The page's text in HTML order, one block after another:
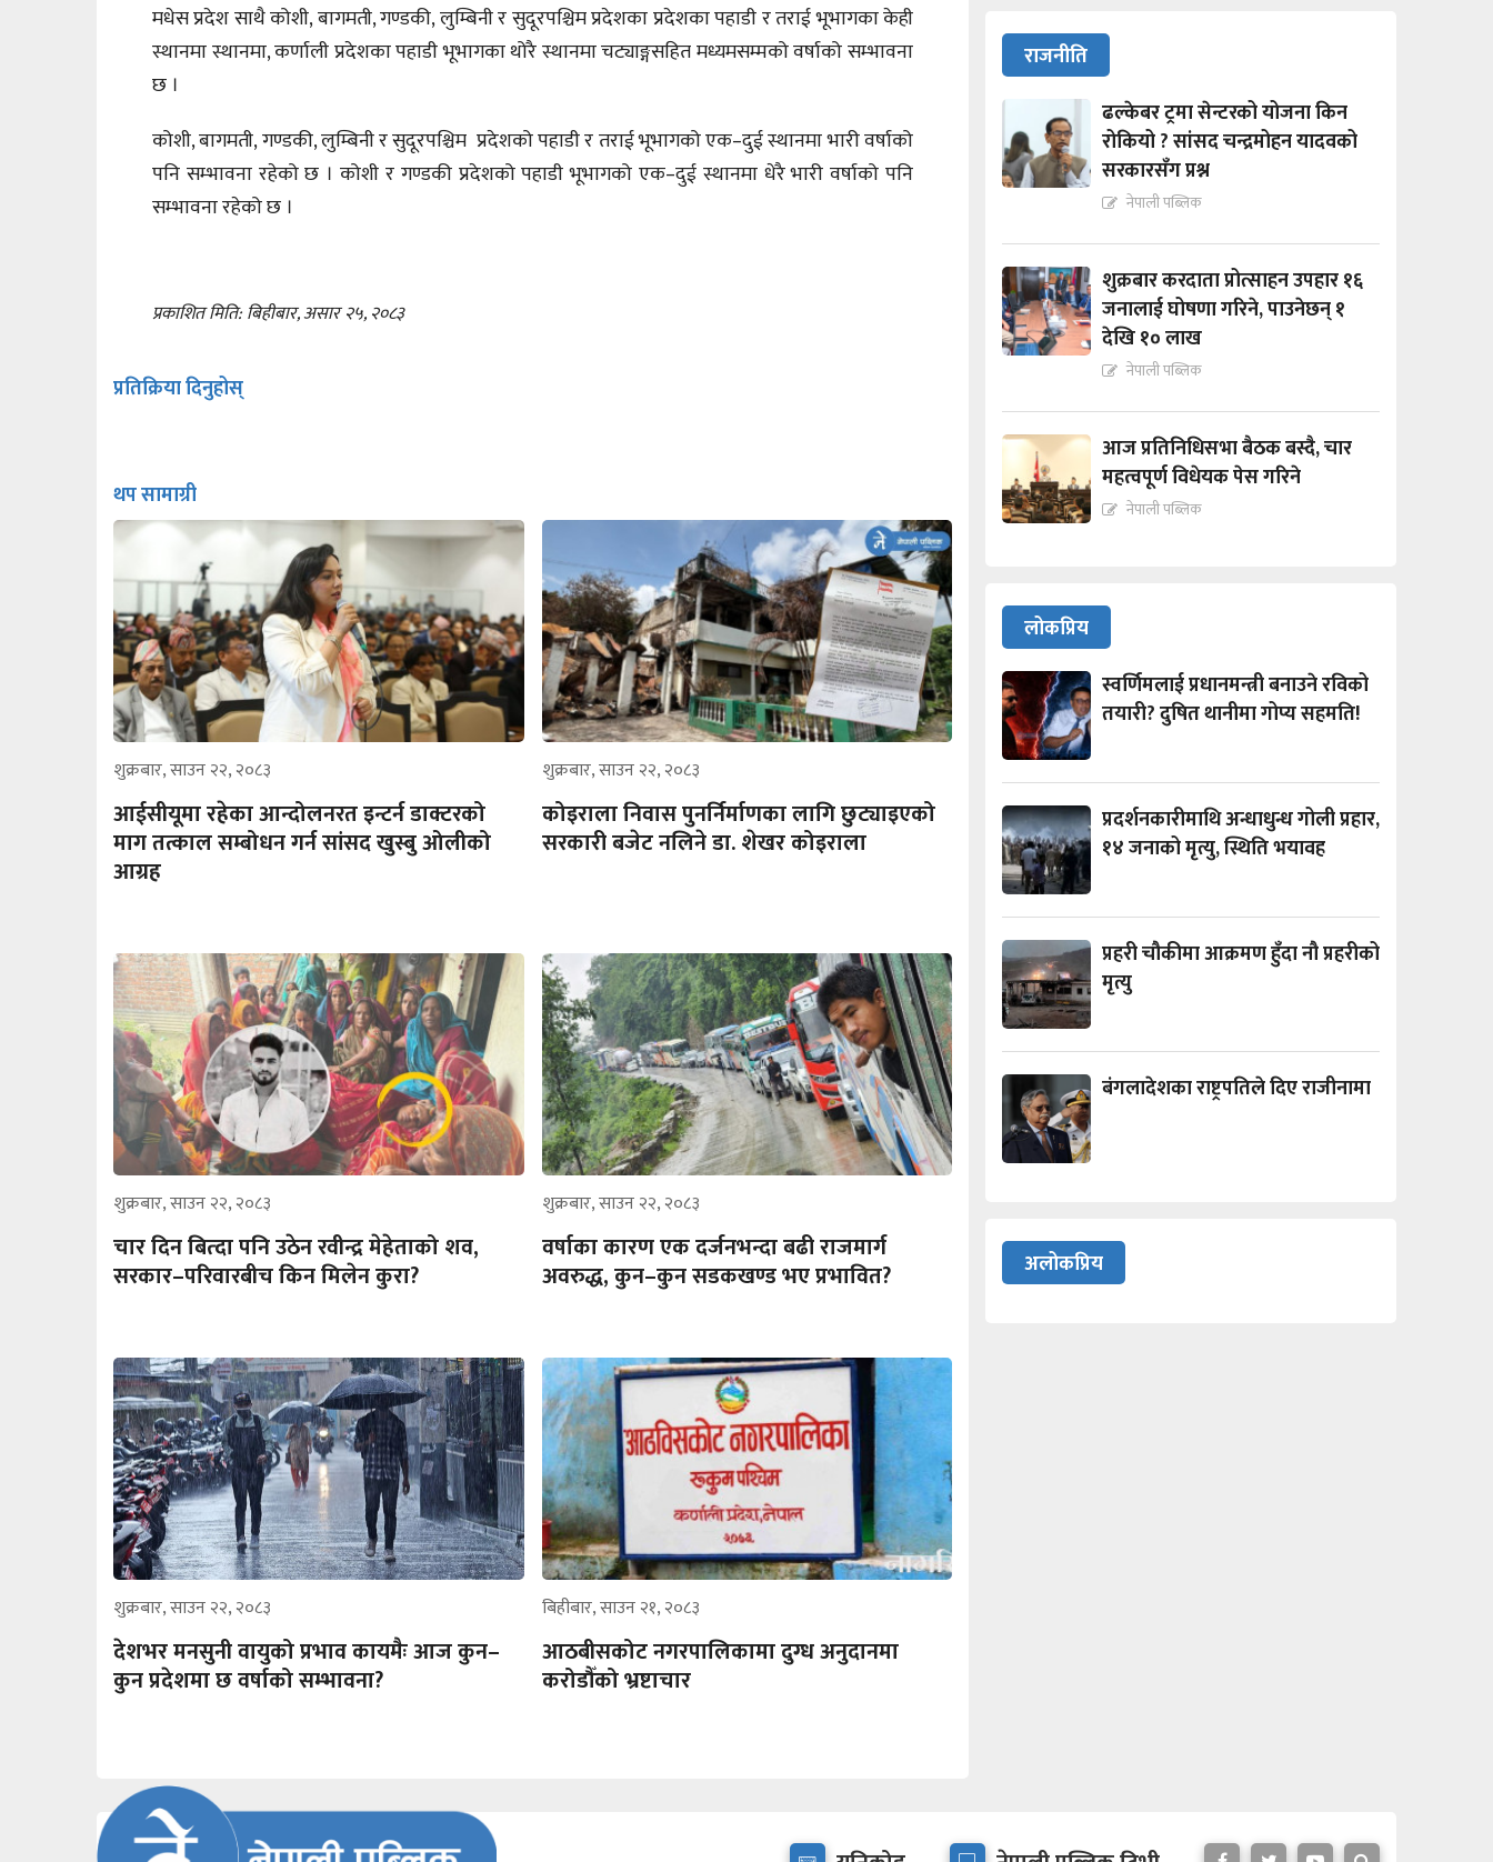
मधेस प्रदेश साथै कोशी, बागमती, गण्डकी, लुम्बिनी र सुदूरपश्चिम प्रदेशका प्रदेशका पहाडी र तराई भूभागका केही
स्थानमा स्थानमा, कर्णाली प्रदेशका पहाडी भूभागका थोरै स्थानमा चट्याङ्गसहित मध्यमसम्मको वर्षाको सम्भावना
छ ।
कोशी, बागमती, गण्डकी, लुम्बिनी र सुदूरपश्चिम प्रदेशको पहाडी र तराई भूभागको एक–दुई स्थानमा भारी वर्षाको
पनि सम्भावना रहेको छ । कोशी र गण्डकी प्रदेशको पहाडी भूभागको एक–दुई स्थानमा धेरै भारी वर्षाको पनि
सम्भावना रहेको छ ।
प्रकाशित मिति: बिहीबार, असार २५, २०८३
प्रतिक्रिया दिनुहोस्
थप सामाग्री
शुक्रबार, साउन २२, २०८३
आईसीयूमा रहेका आन्दोलनरत इन्टर्न डाक्टरको
माग तत्काल सम्बोधन गर्न सांसद खुस्बु ओलीको
आग्रह
शुक्रबार, साउन २२, २०८३
कोइराला निवास पुनर्निर्माणका लागि छुट्याइएको
सरकारी बजेट नलिने डा. शेखर कोइराला
शुक्रबार, साउन २२, २०८३
चार दिन बित्दा पनि उठेन रवीन्द्र मेहेताको शव,
सरकार–परिवारबीच किन मिलेन कुरा?
शुक्रबार, साउन २२, २०८३
वर्षाका कारण एक दर्जनभन्दा बढी राजमार्ग
अवरुद्ध, कुन–कुन सडकखण्ड भए प्रभावित?
शुक्रबार, साउन २२, २०८३
देशभर मनसुनी वायुको प्रभाव कायमैः आज कुन–
कुन प्रदेशमा छ वर्षाको सम्भावना?
बिहीबार, साउन २१, २०८३
आठबीसकोट नगरपालिकामा दुग्ध अनुदानमा
करोडौँको भ्रष्टाचार
राजनीति
ढल्केबर ट्रमा सेन्टरको योजना किन
रोकियो ? सांसद चन्द्रमोहन यादवको
सरकारसँग प्रश्न
नेपाली पब्लिक
शुक्रबार करदाता प्रोत्साहन उपहार १६
जनालाई घोषणा गरिने, पाउनेछन् १
देखि १० लाख
नेपाली पब्लिक
आज प्रतिनिधिसभा बैठक बस्दै, चार
महत्वपूर्ण विधेयक पेस गरिने
नेपाली पब्लिक
लोकप्रिय
स्वर्णिमलाई प्रधानमन्त्री बनाउने रविको
तयारी? दुषित थानीमा गोप्य सहमति!
प्रदर्शनकारीमाथि अन्धाधुन्ध गोली प्रहार,
१४ जनाको मृत्यु, स्थिति भयावह
प्रहरी चौकीमा आक्रमण हुँदा नौ प्रहरीको
मृत्यु
बंगलादेशका राष्ट्रपतिले दिए राजीनामा
अलोकप्रिय